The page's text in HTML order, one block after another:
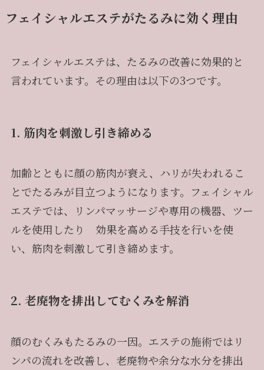
フェイシャルエステがたるみに効く理由
フェイシャルエステは、たるみの改善に効果的と
言われています。その理由は以下の3つです。
1. 筋肉を刺激し引き締める
加齢とともに顔の筋肉が衰え、ハリが失われるこ
とでたるみが目立つようになります。フェイシャル
エステでは、リンパマッサージや専用の機器、ツー
ルを使用したり 効果を高める手技を行いを使
い、筋肉を刺激して引き締めます。
2. 老廃物を排出してむくみを解消
顔のむくみもたるみの一因。エステの施術ではリ
ンパの流れを改善し、老廃物や余分な水分を排出